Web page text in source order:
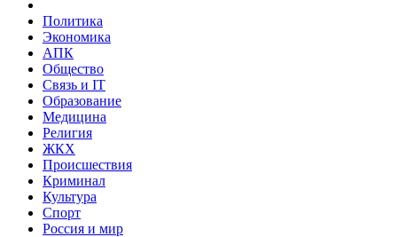
Политика
Экономика
АПК
Общество
Связь и IT
Образование
Медицина
Религия
ЖКХ
Происшествия
Криминал
Культура
Спорт
Россия и мир